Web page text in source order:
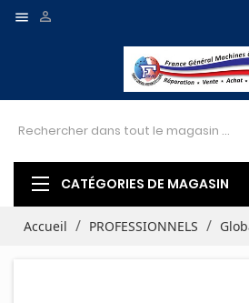
 
CATÉGORIES DE MAGASIN
Accueil PROFESSIONNELS